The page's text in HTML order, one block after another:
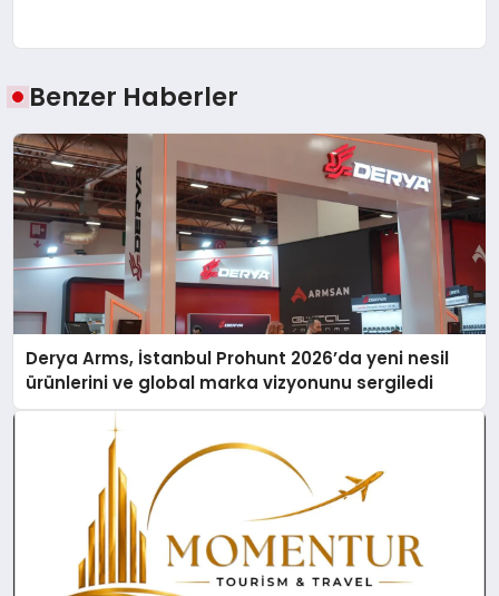
Benzer Haberler
Derya Arms, İstanbul Prohunt 2026’da yeni nesil
ürünlerini ve global marka vizyonunu sergiledi